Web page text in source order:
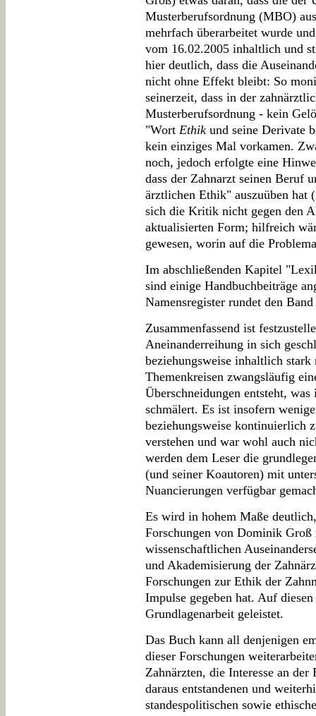
Musterberufsordnung (MBO)
mehrfach überarbeitet wurde
vom 16.02.2005 inhaltlich und
hier deutlich, dass die
nicht ohne Effekt bleibt: So
seinerzeit, dass in der
Musterberufsordnung - kein
"Wort Ethik und seine Derivate
kein einziges Mal vorkamen.
noch, jedoch erfolgte eine
dass der Zahnarzt seinen Beruf
ärztlichen Ethik" auszuüben
sich die Kritik nicht gegen den
aktualisierten Form; hilfreich
gewesen, worin auf die
Im abschließenden Kapitel
sind einige Handbuchbeiträge
Namensregister rundet den Band
Zusammenfassend ist
Aneinanderreihung in sich
beziehungsweise inhaltlich
Themenkreisen zwangsläufig
Überschneidungen entsteht,
schmälert. Es ist insofern
beziehungsweise kontinuierlich
verstehen und war wohl auch
werden dem Leser die
(und seiner Koautoren) mit
Nuancierungen verfügbar
Es wird in hohem Maße
Forschungen von Dominik
wissenschaftlichen
und Akademisierung der
Forschungen zur Ethik der
Impulse gegeben hat. Auf
Grundlagenarbeit geleistet.
Das Buch kann all denjenigen
dieser Forschungen
Zahnärzten, die Interesse an
daraus entstandenen und
standespolitischen sowie